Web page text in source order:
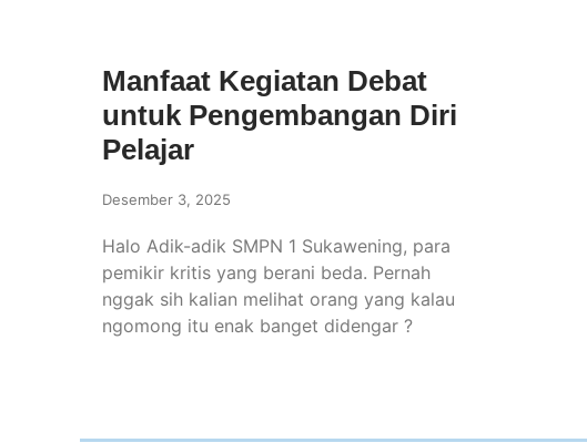
Manfaat Kegiatan Debat
untuk Pengembangan Diri
Pelajar
Desember 3, 2025
Halo Adik-adik SMPN 1 Sukawening, para
pemikir kritis yang berani beda. Pernah
nggak sih kalian melihat orang yang kalau
ngomong itu enak banget didengar ?